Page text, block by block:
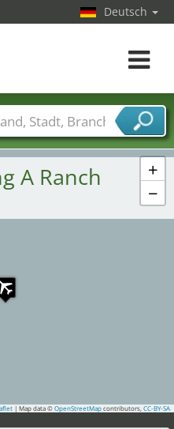
+
−
| Map data © OpenStreetMap contributors, CC-BY-SA
A Ranch
Deutsch
Toggle
Städte
Branchen